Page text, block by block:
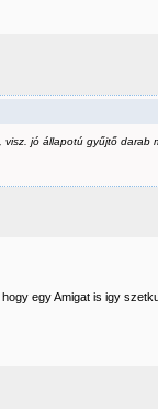
jó állapotú gyűjtő darab
egy Amigat is igy